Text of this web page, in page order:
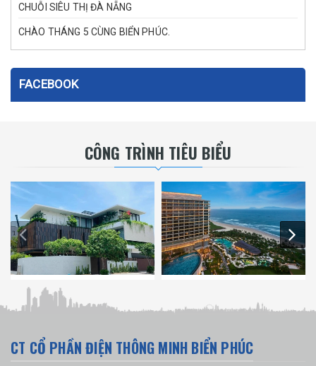
CHUỖI SIÊU THỊ ĐÀ NẴNG
CHÀO THÁNG 5 CÙNG BIỂN PHÚC.
FACEBOOK
CÔNG TRÌNH TIÊU BIỂU
CT CỔ PHẦN ĐIỆN THÔNG MINH BIỂN PHÚC